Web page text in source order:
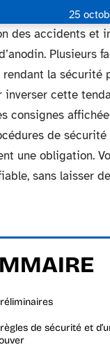
25
des accidents et
Plusieurs
rendant la sécurité
inverser cette
consignes
de sécurité
une obligation.
sans laisser
de sécurité et